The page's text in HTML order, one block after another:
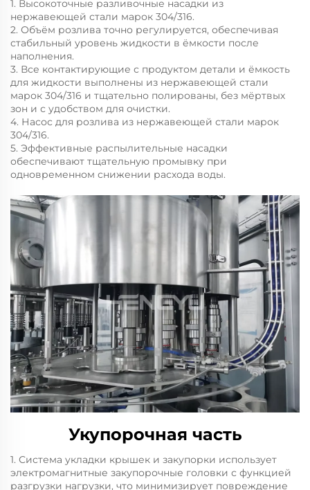
1. Высокоточные разливочные насадки из
нержавеющей стали марок 304/316.
2. Объём розлива точно регулируется, обеспечивая
стабильный уровень жидкости в ёмкости после
наполнения.
3. Все контактирующие с продуктом детали и ёмкость
для жидкости выполнены из нержавеющей стали
марок 304/316 и тщательно полированы, без мёртвых
зон и с удобством для очистки.
4. Насос для розлива из нержавеющей стали марок
304/316.
5. Эффективные распылительные насадки
обеспечивают тщательную промывку при
одновременном снижении расхода воды.
Укупорочная часть
1. Система укладки крышек и закупорки использует
электромагнитные закупорочные головки с функцией
разгрузки нагрузки, что минимизирует повреждение